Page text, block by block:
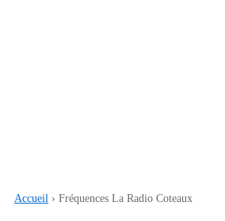
Accueil › Fréquences La Radio Coteaux